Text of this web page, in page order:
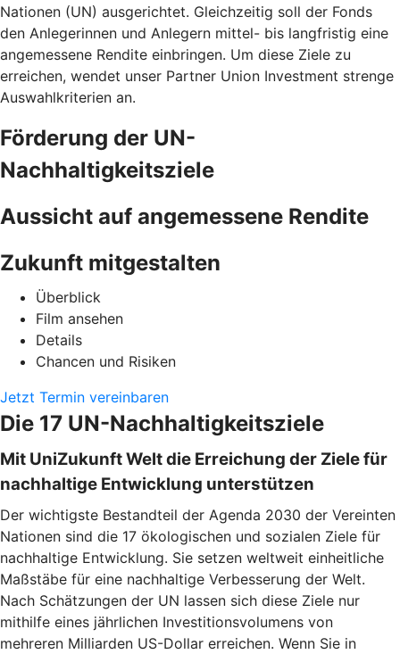
Nationen (UN) ausgerichtet. Gleichzeitig soll der Fonds
den Anlegerinnen und Anlegern mittel- bis langfristig eine
angemessene Rendite einbringen. Um diese Ziele zu
erreichen, wendet unser Partner Union Investment strenge
Auswahlkriterien an.
Förderung der UN-
Nachhaltigkeitsziele
Aussicht auf angemessene Rendite
Zukunft mitgestalten
Überblick
Film ansehen
Details
Chancen und Risiken
Jetzt Termin vereinbaren
Die 17 UN-Nachhaltigkeitsziele
Mit UniZukunft Welt die Erreichung der Ziele für
nachhaltige Entwicklung unterstützen
Der wichtigste Bestandteil der Agenda 2030 der Vereinten
Nationen sind die 17 ökologischen und sozialen Ziele für
nachhaltige Entwicklung. Sie setzen weltweit einheitliche
Maßstäbe für eine nachhaltige Verbesserung der Welt.
Nach Schätzungen der UN lassen sich diese Ziele nur
mithilfe eines jährlichen Investitionsvolumens von
mehreren Milliarden US-Dollar erreichen. Wenn Sie in